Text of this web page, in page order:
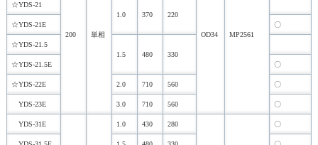
200 単相 OD34 MP2561
☆YDS-21
1.0
370
220
☆YDS-21E
〇
☆YDS-21.5
1.5
480
330
☆YDS-21.5E
〇
☆YDS-22E 2.0 710 560 〇
YDS-23E 3.0 710 560 〇
YDS-31E 1.0 430 280 〇